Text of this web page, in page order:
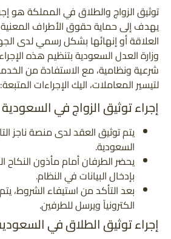
توثيق الزواج والطلاق في المملكة هو
يهدف إلى حماية حقوق الأطراف
العلاقة أو إنهائها بشكل رسمي لدى
وزارة العدل السعودية بتنظيم هذه
شرعية ونظامية، مع الاستفادة من
لتيسير المعاملات، اليك الإجراءات المتبعة:
إجراء توثيق الزواج في السعودية
يتم توثيق العقد لدى منصة ناجز
السعودية.
يحضر الطرفان أمام مأذون النكاح
بإدخال البيانات في النظام.
بعد التأكد من استيفاء الشروط،
الكترونياً ويرسل للطرفين.
إجراء توثيق الطلاق في